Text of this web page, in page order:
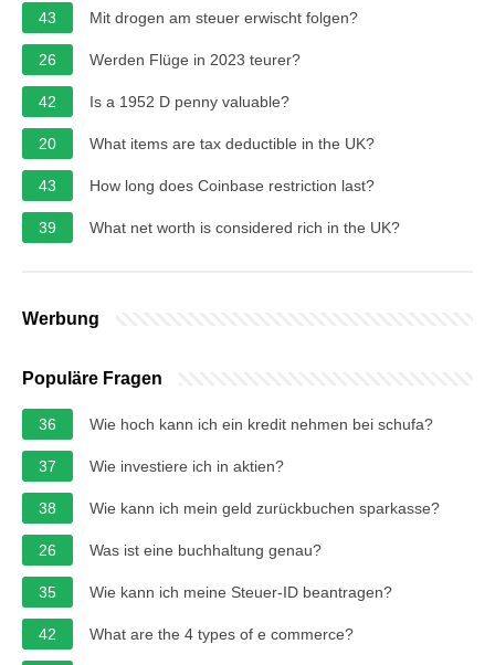
43 Mit drogen am steuer erwischt folgen?
26 Werden Flüge in 2023 teurer?
42 Is a 1952 D penny valuable?
20 What items are tax deductible in the UK?
43 How long does Coinbase restriction last?
39 What net worth is considered rich in the UK?
Werbung
Populäre Fragen
36 Wie hoch kann ich ein kredit nehmen bei schufa?
37 Wie investiere ich in aktien?
38 Wie kann ich mein geld zurückbuchen sparkasse?
26 Was ist eine buchhaltung genau?
35 Wie kann ich meine Steuer-ID beantragen?
42 What are the 4 types of e commerce?